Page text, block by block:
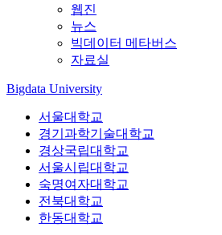
웹진
뉴스
빅데이터 메타버스
자료실
Bigdata University
서울대학교
경기과학기술대학교
경상국립대학교
서울시립대학교
숙명여자대학교
전북대학교
한동대학교